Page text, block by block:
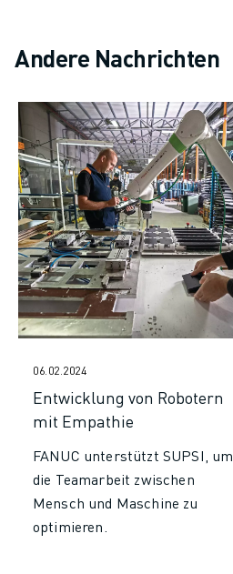
Andere Nachrichten
06.02.2024
Entwicklung von Robotern
mit Empathie
FANUC unterstützt SUPSI, um
die Teamarbeit zwischen
Mensch und Maschine zu
optimieren.